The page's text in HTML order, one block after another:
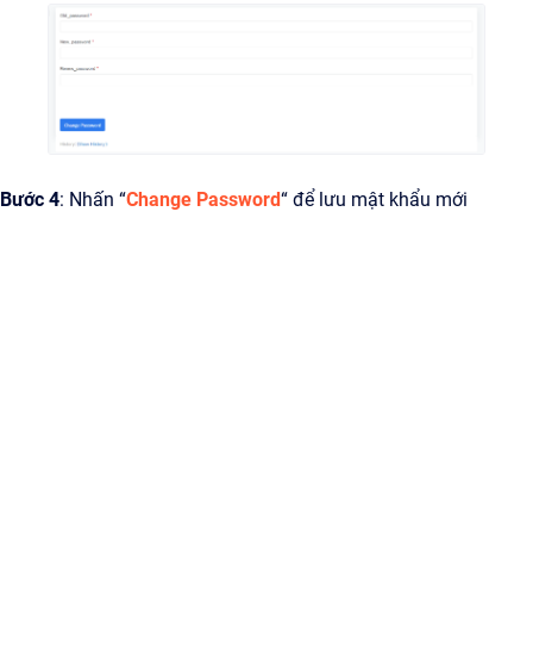
Bước 4: Nhấn “Change Password“ để lưu mật khẩu mới